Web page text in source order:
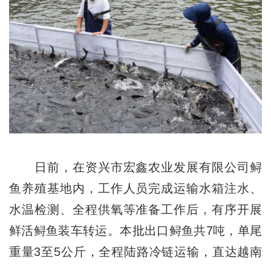
日前，在资兴市宏鑫农业发展有限公司鲟
鱼养殖基地内，工作人员完成运输水箱注水、
水温检测、全程供氧等准备工作后，有序开展
鲜活鲟鱼装车转运。本批出口鲟鱼共7吨，单尾
重量3至5公斤，全程陆路冷链运输，直达越南